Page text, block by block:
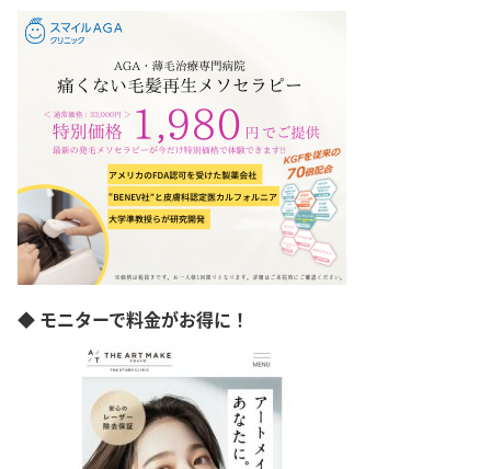
港区
◆ モニターで料金がお得に！